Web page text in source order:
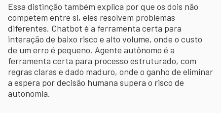
Essa distinção também explica por que os dois não
competem entre si, eles resolvem problemas
diferentes. Chatbot é a ferramenta certa para
interação de baixo risco e alto volume, onde o custo
de um erro é pequeno. Agente autônomo é a
ferramenta certa para processo estruturado, com
regras claras e dado maduro, onde o ganho de eliminar
a espera por decisão humana supera o risco de
autonomia.